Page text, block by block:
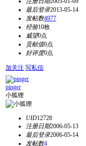
最后登录2013-05-14
发帖数4977
经验10枚
威望0点
贡献值0点
好评度0点
加关注 写私信
pinger
小狐狸
UID12728
注册日期2006-05-13
最后登录2006-05-14
发帖数4